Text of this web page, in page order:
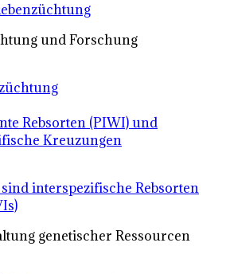
und Forschung
Rebsorten (PIWI) und
Kreuzungen
interspezifische Rebsorten
genetischer Ressourcen